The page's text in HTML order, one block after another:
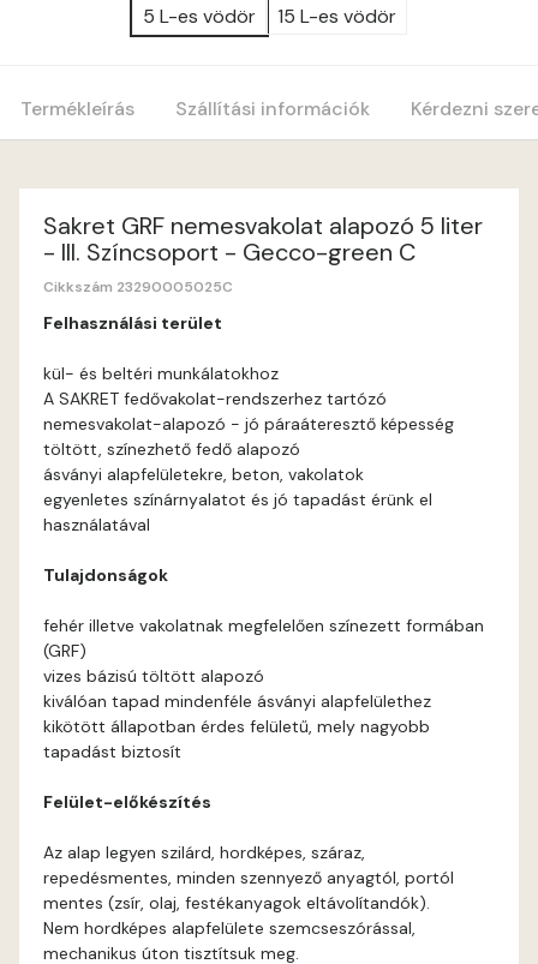
Anticred A
Apricot B
Ash A
Basalt A
Brick B
Cobalt B
5 L-es vödör
15 L-es vödör
Termékleírás Szállítási információk Kérdezni
Sakret GRF nemesvakolat alapozó 5 liter
- III. Színcsoport - Gecco-green C
Cikkszám 23290005025C
Felhasználási terület
kül- és beltéri munkálatokhoz
A SAKRET fedővakolat-rendszerhez tartózó
nemesvakolat-alapozó - jó páraáteresztő képesség
töltött, színezhető fedő alapozó
ásványi alapfelületekre, beton, vakolatok
egyenletes színárnyalatot és jó tapadást érünk el
használatával
Tulajdonságok
fehér illetve vakolatnak megfelelően színezett formában
(GRF)
vizes bázisú töltött alapozó
kiválóan tapad mindenféle ásványi alapfelülethez
kikötött állapotban érdes felületű, mely nagyobb
tapadást biztosít
Felület-előkészítés
Az alap legyen szilárd, hordképes, száraz,
repedésmentes, minden szennyező anyagtól, portól
mentes (zsír, olaj, festékanyagok eltávolítandók).
Nem hordképes alapfelülete szemcseszórással,
mechanikus úton tisztítsuk meg.